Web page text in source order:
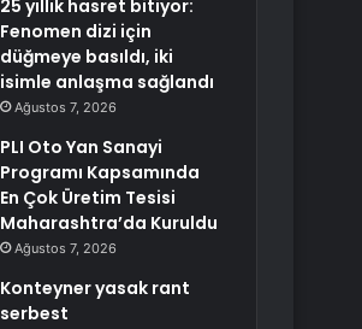
25 yıllık hasret bitiyor:
Fenomen dizi için
düğmeye basıldı, iki
isimle anlaşma sağlandı
Ağustos 7, 2026
PLI Oto Yan Sanayi
Programı Kapsamında
En Çok Üretim Tesisi
Maharashtra’da Kuruldu
Ağustos 7, 2026
Konteyner yasak rant
serbest